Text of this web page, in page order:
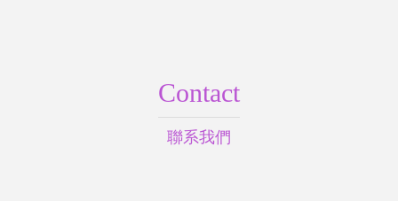
Contact
聯系我們